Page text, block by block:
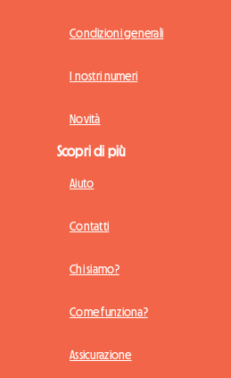
Condizioni generali
I nostri numeri
Novità
Scopri di più
Aiuto
Contatti
Chi siamo?
Come funziona?
Assicurazione